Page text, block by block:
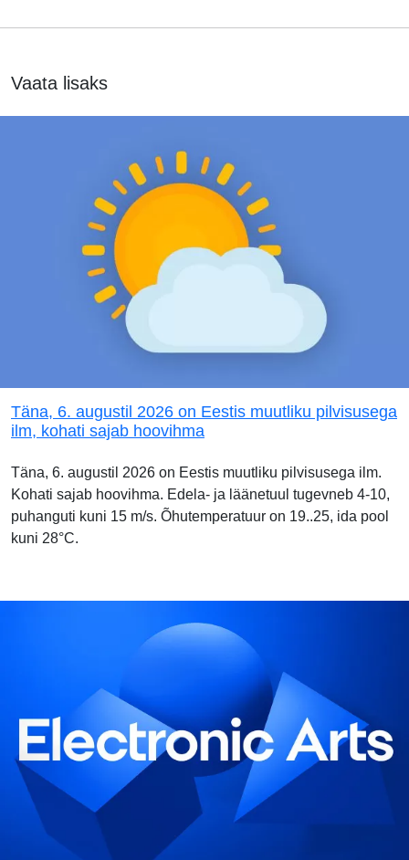
Vaata lisaks
Täna, 6. augustil 2026 on Eestis muutliku pilvisusega
ilm, kohati sajab hoovihma
Täna, 6. augustil 2026 on Eestis muutliku pilvisusega ilm.
Kohati sajab hoovihma. Edela- ja läänetuul tugevneb 4-10,
puhanguti kuni 15 m/s. Õhutemperatuur on 19..25, ida pool
kuni 28°C.